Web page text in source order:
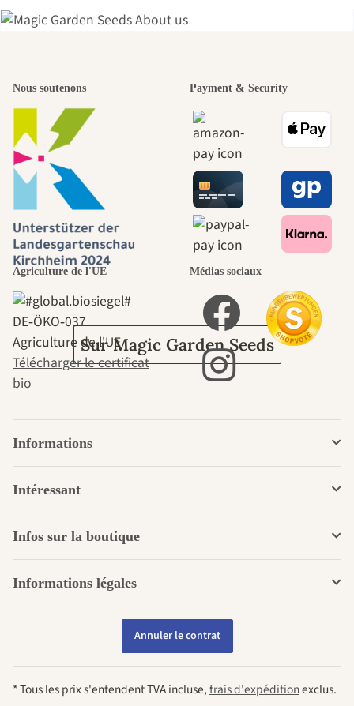
beaux chemins
menant vers
nous-mêmes,
passe par le
jardin.
Sur Magic Garden Seeds
Nous soutenons Payment & Security
Agriculture de l'UE
DE‑ÖKO‑037
Agriculture de l'UE
Télécharger le certificat
bio
Médias sociaux
Informations
Intéressant
Infos sur la boutique
Informations légales
Annuler le contrat
* Tous les prix s'entendent TVA incluse,frais d'expéditionexclus.